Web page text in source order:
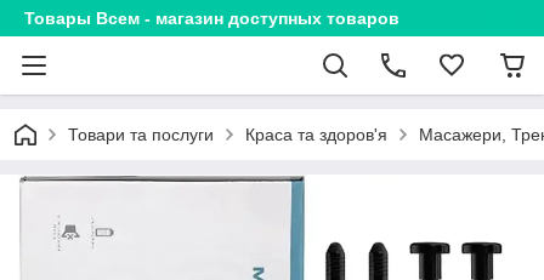
Товары Всем - магазин доступных товаров
Товари та послуги Краса та здоров'я Масажери,